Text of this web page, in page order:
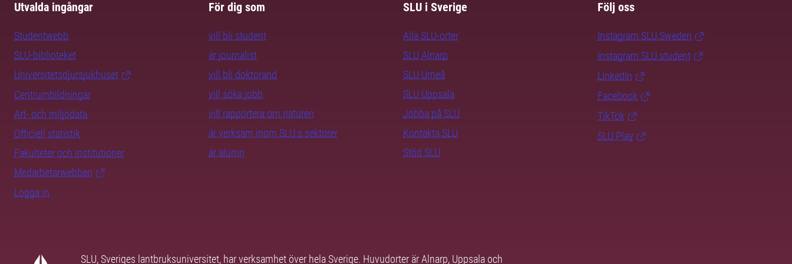
Utvalda ingångar
Studentwebb
SLU-biblioteket
Universitetsdjursjukhuset
Centrumbildningar
Art- och miljödata
Officiell statistik
Fakulteter och institutioner
Medarbetarwebben
Logga in
För dig som
vill bli student
är journalist
vill bli doktorand
vill söka jobb
vill rapportera om naturen
är verksam inom SLU:s sektorer
är alumn
SLU i Sverige
Alla SLU-orter
SLU Alnarp
SLU Umeå
SLU Uppsala
Jobba på SLU
Kontakta SLU
Stöd SLU
Följ oss
Instagram SLU.Sweden
Instagram SLU.student
LinkedIn
Facebook
TikTok
SLU Play
SLU, Sveriges lantbruksuniversitet, har verksamhet över hela Sverige. Huvudorter är Alnarp, Uppsala och